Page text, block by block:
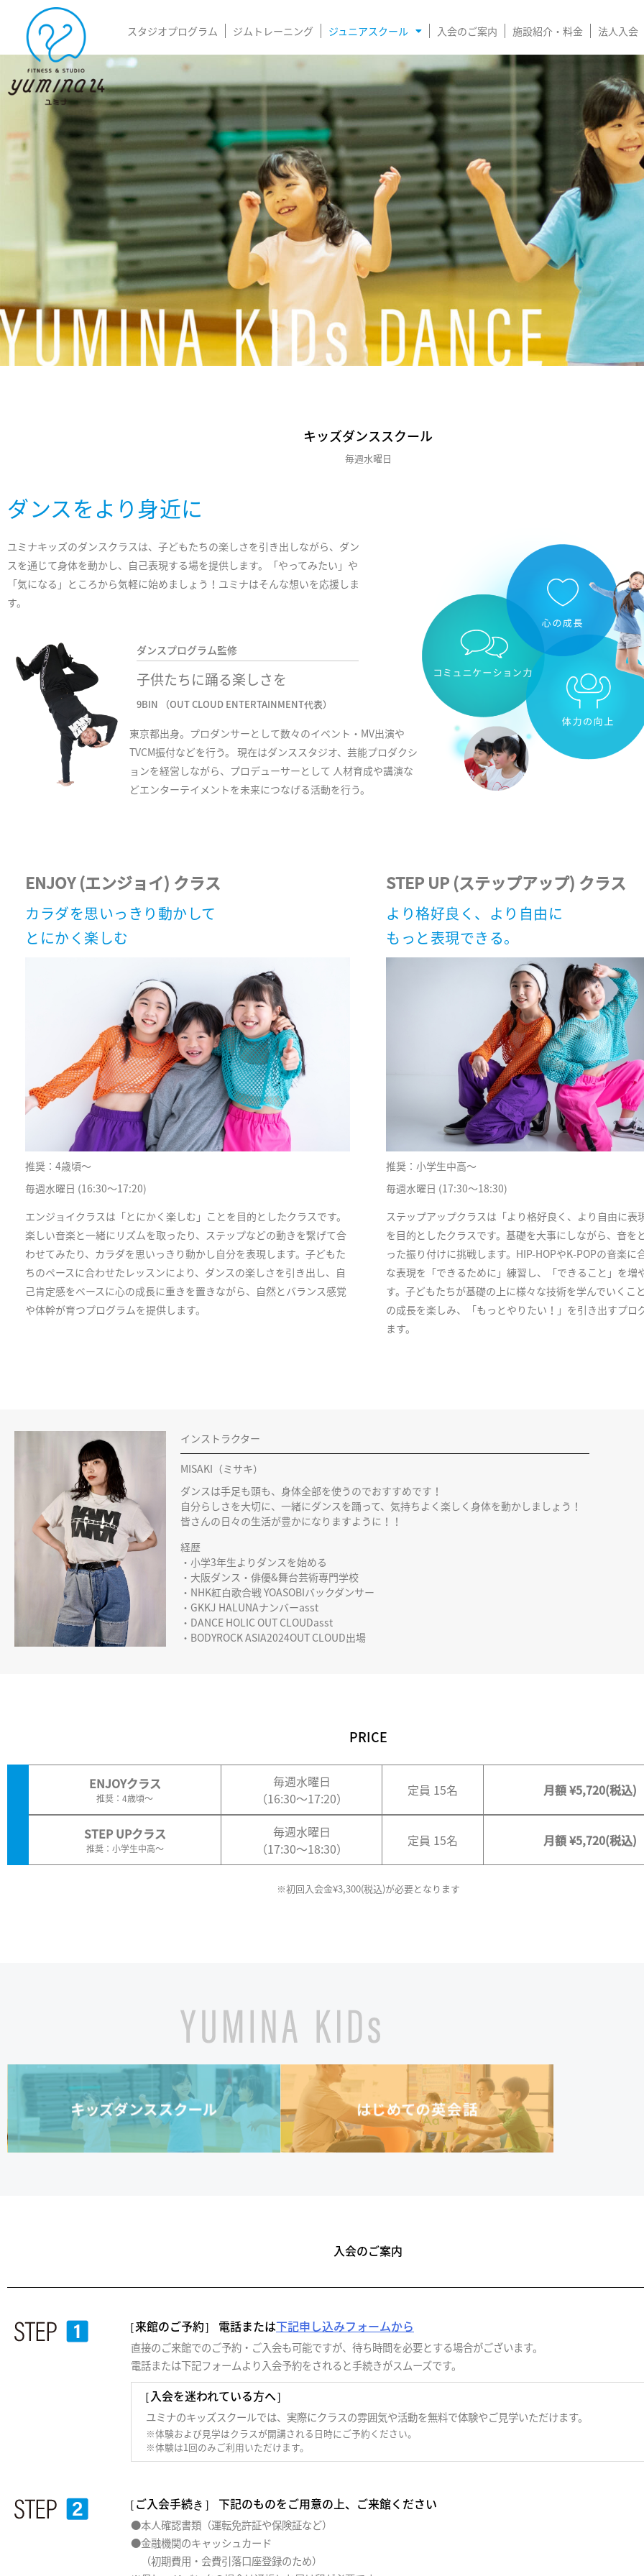
スタジオプログラム ジムトレーニング ジュニアスクール 入会のご案内 施設紹介・料金 法人入会
キッズダンススクール
毎週水曜日
ダンスをより身近に
ユミナキッズのダンスクラスは、子どもたちの楽しさを引き出しながら、ダン
スを通じて身体を動かし、自己表現する場を提供します。「やってみたい」や
「気になる」ところから気軽に始めましょう！ユミナはそんな想いを応援しま
す。
ダンスプログラム監修
子供たちに踊る楽しさを
9BIN （OUT CLOUD ENTERTAINMENT代表）
東京都出身。プロダンサーとして数々のイベント・MV出演や
TVCM振付などを行う。 現在はダンススタジオ、芸能プロダクシ
ョンを経営しながら、プロデューサーとして 人材育成や講演な
どエンターテイメントを未来につなげる活動を行う。
ENJOY (エンジョイ) クラス
カラダを思いっきり動かして
とにかく楽しむ
推奨：4歳頃〜
毎週水曜日 (16:30〜17:20)
エンジョイクラスは「とにかく楽しむ」ことを目的としたクラスです。
楽しい音楽と一緒にリズムを取ったり、ステップなどの動きを繋げて合
わせてみたり、カラダを思いっきり動かし自分を表現します。子どもた
ちのペースに合わせたレッスンにより、ダンスの楽しさを引き出し、自
己肯定感をベースに心の成長に重きを置きながら、自然とバランス感覚
や体幹が育つプログラムを提供します。
STEP UP (ステップアップ) クラス
より格好良く、より自由に
もっと表現できる。
推奨：小学生中高〜
毎週水曜日 (17:30〜18:30)
ステップアップクラスは「より格好良く、より自由に表
を目的としたクラスです。基礎を大事にしながら、音を
った振り付けに挑戦します。HIP-HOPやK-POPの音楽に
な表現を「できるために」練習し、「できること」を増
す。子どもたちが基礎の上に様々な技術を学んでいくこ
の成長を楽しみ、「もっとやりたい！」を引き出すプロ
ます。
インストラクター
MISAKI（ミサキ）
ダンスは手足も頭も、身体全部を使うのでおすすめです！
自分らしさを大切に、一緒にダンスを踊って、気持ちよく楽しく身体を動かしましょう！
皆さんの日々の生活が豊かになりますように！！
経歴
・小学3年生よりダンスを始める
・大阪ダンス・俳優&舞台芸術専門学校
・NHK紅白歌合戦 YOASOBIバックダンサー
・GKKJ HALUNAナンバーasst
・DANCE HOLIC OUT CLOUDasst
・BODYROCK ASIA2024OUT CLOUD出場
PRICE
ENJOYクラス
推奨：4歳頃〜
毎週水曜日
（16:30〜17:20）
定員 15名 月額 ¥5,720(税込)
STEP UPクラス
推奨：小学生中高〜
毎週水曜日
（17:30〜18:30）
定員 15名 月額 ¥5,720(税込)
※初回入会金¥3,300(税込)が必要となります
入会のご案内
［来館のご予約］ 電話または下記申し込みフォームから
直接のご来館でのご予約・ご入会も可能ですが、待ち時間を必要とする場合がございます。
電話または下記フォームより入会予約をされると手続きがスムーズです。
［入会を迷われている方へ］
ユミナのキッズスクールでは、実際にクラスの雰囲気や活動を無料で体験やご見学いただけます。
※体験および見学はクラスが開講される日時にご予約ください。
※体験は1回のみご利用いただけます。
［ご入会手続き］ 下記のものをご用意の上、ご来館ください
●本人確認書類（運転免許証や保険証など）
●金融機関のキャッシュカード
（初期費用・会費引落口座登録のため）